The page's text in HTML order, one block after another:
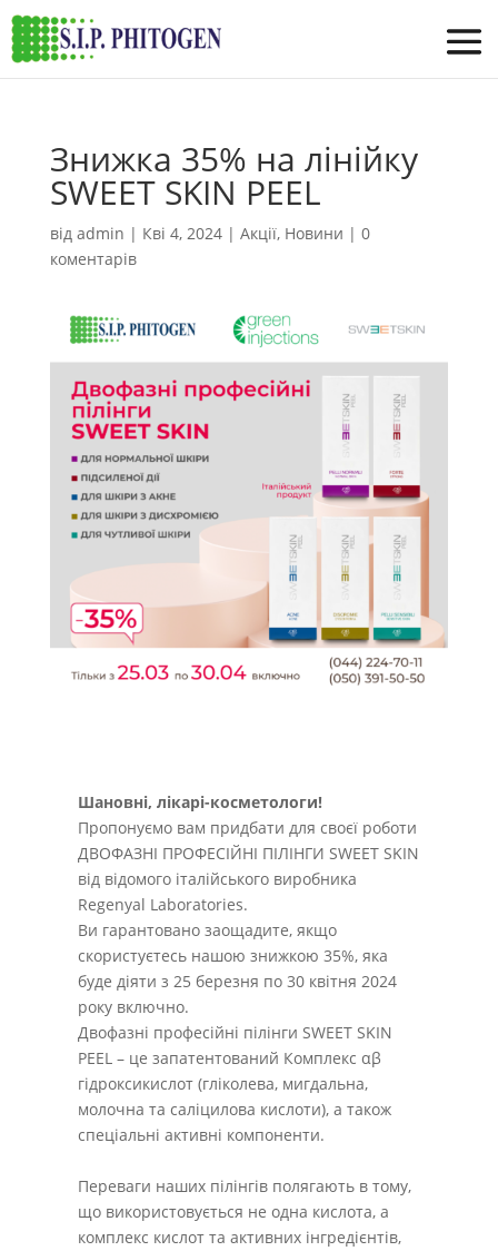
Знижка 35% на лінійку
SWEET SKIN PEEL
від admin | Кві 4, 2024| Акції, Новини | 0
коментарів
Шановні, лікарі-косметологи!
Пропонуємо вам придбати для своєї роботи
ДВОФАЗНІ ПРОФЕСІЙНІ ПІЛІНГИ SWEET SKIN
від відомого італійського виробника
Regenyal Laboratories.
Ви гарантовано заощадите, якщо
скористуєтесь нашою знижкою 35%, яка
буде діяти з 25 березня по 30 квітня 2024
року включно.
Двофазні професійні пілінги SWEET SKIN
PEEL – це запатентований Комплекс αβ
гідроксикислот (гліколева, мигдальна,
молочна та саліцилова кислоти), а також
спеціальні активні компоненти.
Переваги наших пілінгів полягають в тому,
що використовується не одна кислота, а
комплекс кислот та активних інгредієнтів,